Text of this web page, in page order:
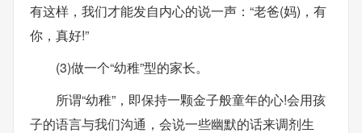
有这样，我们才能发自内心的说一声：“老爸(妈)，有
你，真好!”
(3)做一个“幼稚”型的家长。
所谓“幼稚”，即保持一颗金子般童年的心!会用孩
子的语言与我们沟通，会说一些幽默的话来调剂生